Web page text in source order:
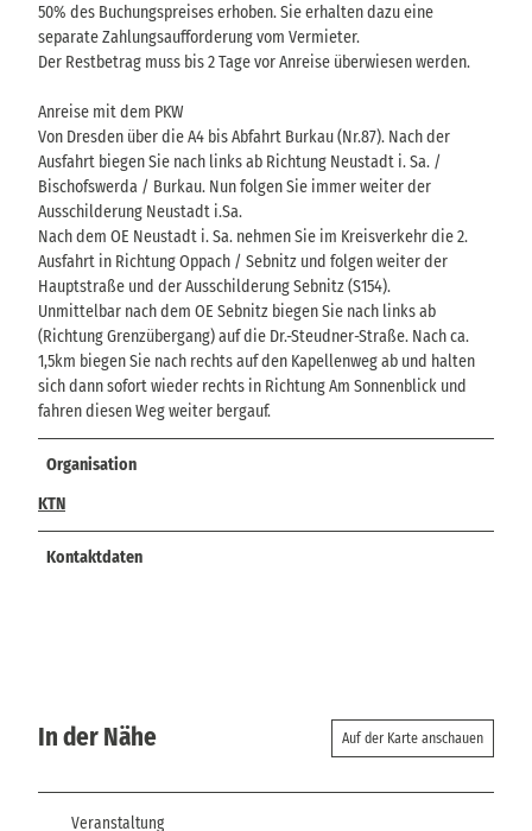
50% des Buchungspreises erhoben. Sie erhalten dazu eine
separate Zahlungsaufforderung vom Vermieter.
Der Restbetrag muss bis 2 Tage vor Anreise überwiesen werden.
Anreise mit dem PKW
Von Dresden über die A4 bis Abfahrt Burkau (Nr.87). Nach der
Ausfahrt biegen Sie nach links ab Richtung Neustadt i. Sa. /
Bischofswerda / Burkau. Nun folgen Sie immer weiter der
Ausschilderung Neustadt i.Sa.
Nach dem OE Neustadt i. Sa. nehmen Sie im Kreisverkehr die 2.
Ausfahrt in Richtung Oppach / Sebnitz und folgen weiter der
Hauptstraße und der Ausschilderung Sebnitz (S154).
Unmittelbar nach dem OE Sebnitz biegen Sie nach links ab
(Richtung Grenzübergang) auf die Dr.-Steudner-Straße. Nach ca.
1,5km biegen Sie nach rechts auf den Kapellenweg ab und halten
sich dann sofort wieder rechts in Richtung Am Sonnenblick und
fahren diesen Weg weiter bergauf.
Organisation
KTN
Kontaktdaten
In der Nähe Auf der Karte anschauen
Veranstaltung